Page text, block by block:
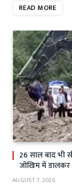
READ MORE
26 साल बाद भी
जोखिम में डालकर
AUGUST 7, 2026